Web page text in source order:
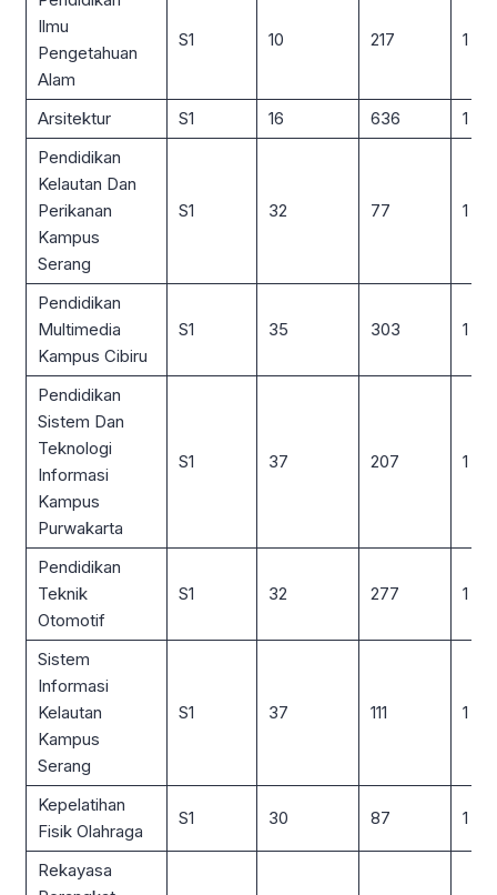
Ilmu
Pengetahuan
Alam
S1 10 217 1 :
Arsitektur S1 16 636
1 :
Pendidikan
Kelautan Dan
Perikanan
Kampus
Serang
S1 32 77 1 : 2
Pendidikan
Multimedia
Kampus Cibiru
S1 35 303 1 : 9
Pendidikan
Sistem Dan
Teknologi
Informasi
Kampus
Purwakarta
S1 37 207 1 : 6
Pendidikan
Teknik
Otomotif
S1 32 277 1 : 9
Sistem
Informasi
Kelautan
Kampus
Serang
S1 37 111 1 : 3
Kepelatihan
Fisik Olahraga
S1 30 87 1 : 3
Rekayasa